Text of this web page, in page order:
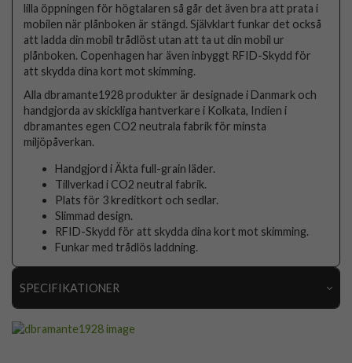
lilla öppningen för högtalaren så går det även bra att prata i
mobilen när plånboken är stängd. Självklart funkar det också
att ladda din mobil trådlöst utan att ta ut din mobil ur
plånboken. Copenhagen har även inbyggt RFID-Skydd för
att skydda dina kort mot skimming.
Alla dbramante1928 produkter är designade i Danmark och
handgjorda av skickliga hantverkare i Kolkata, Indien i
dbramantes egen CO2 neutrala fabrik för minsta
miljöpåverkan.
Handgjord i Äkta full-grain läder.
Tillverkad i CO2 neutral fabrik.
Plats för 3 kreditkort och sedlar.
Slimmad design.
RFID-Skydd för att skydda dina kort mot skimming.
Funkar med trådlös laddning.
SPECIFIKATIONER